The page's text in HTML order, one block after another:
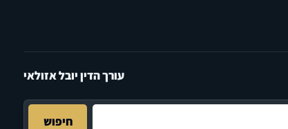
עורך הדין יובל אזולאי
חיפוש